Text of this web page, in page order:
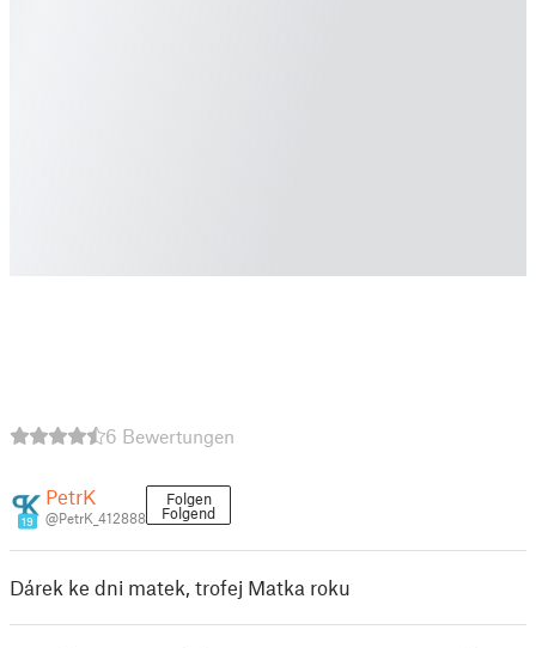
6 Bewertungen
19
PetrK
@PetrK_412888
Folgen
Folgend
Dárek ke dni matek, trofej Matka roku